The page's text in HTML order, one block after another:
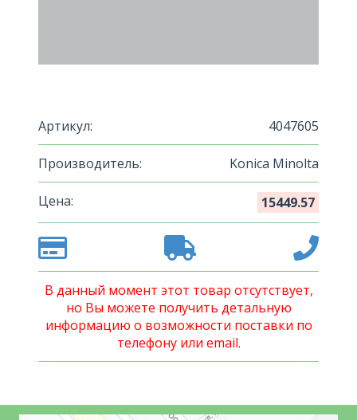
Артикул: 4047605
Производитель: Konica Minolta
Цена: 15449.57
В данный момент этот товар отсутствует,
но Вы можете получить детальную
информацию о возможности поставки по
телефону или email.